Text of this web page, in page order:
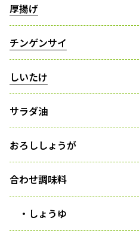
厚揚げ
チンゲンサイ
しいたけ
サラダ油
おろししょうが
合わせ調味料
・しょうゆ